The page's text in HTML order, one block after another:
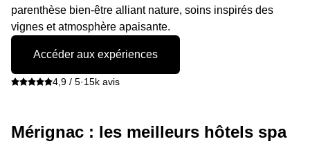
parenthèse bien-être alliant nature, soins inspirés des
vignes et atmosphère apaisante.
Accéder aux expériences
4,9 / 5·15k avis
Mérignac : les meilleurs hôtels spa